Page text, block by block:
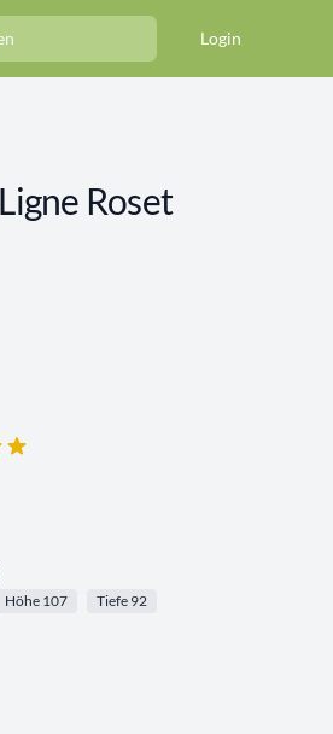
Login
Roset
Höhe 107 Tiefe 92